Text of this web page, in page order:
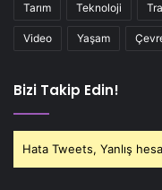
Tarım Teknoloji
Video Yaşam
Bizi Takip Edin!
Hata Tweets, Yanlış